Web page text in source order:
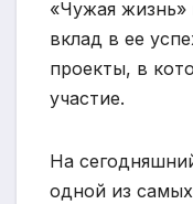
«Чужая жизнь»
вклад в ее
проекты, в
участие.
На
одной из